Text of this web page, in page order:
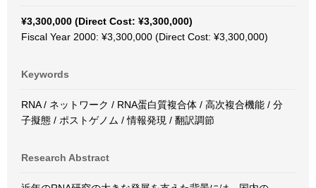
¥3,300,000 (Direct Cost: ¥3,300,000)
Fiscal Year 2000: ¥3,300,000 (Direct Cost: ¥3,300,000)
Keywords
RNA / ネットワーク / RNA蛋白質複合体 / 高次複合機能 / 分
子擬態 / ポストゲノム / 情報発現 / 翻訳調節
Research Abstract